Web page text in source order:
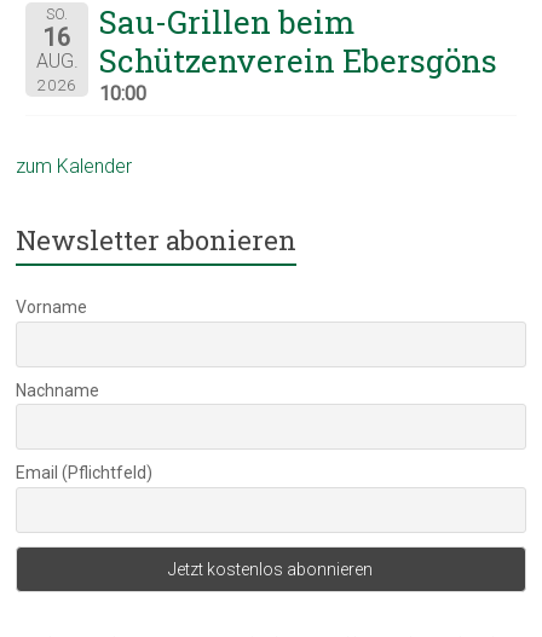
SO.
16
AUG.
2026
Sau-Grillen beim
Schützenverein Ebersgöns
10:00
zum Kalender
Newsletter abonieren
Vorname
Nachname
Email (Pflichtfeld)